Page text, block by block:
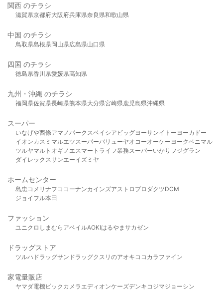
関西 のチラシ
滋賀県京都府大阪府兵庫県奈良県和歌山県
中国 のチラシ
鳥取県島根県岡山県広島県山口県
四国 のチラシ
徳島県香川県愛媛県高知県
九州・沖縄 のチラシ
福岡県佐賀県長崎県熊本県大分県宮崎県鹿児島県沖縄県
スーパー
いなげや西條アマノパークスベイシア ビッグヨーサンイトーヨーカドー
イオンカスミ マルエツスーパーバリューヤオコーオーケー ヨークベニマル
ツルヤマルト オギノ エスマート ライフ業務スーパーいかり フジグラン
ダイレックスサンエーイズミヤ
ホームセンター
島忠 コメリ ナフコ コーナンカインズアストロプロダクツDCM
ジョイフル本田
ファッション
ユニクロ しまむら アベイルAOKIはるやま サカゼン
ドラッグストア
ツルハドラッグサンドラッグクスリのアオキ ココカラファイン
家電量販店
ヤマダ電機ビックカメラ エディオンケーズデンキ コジマジョーシン